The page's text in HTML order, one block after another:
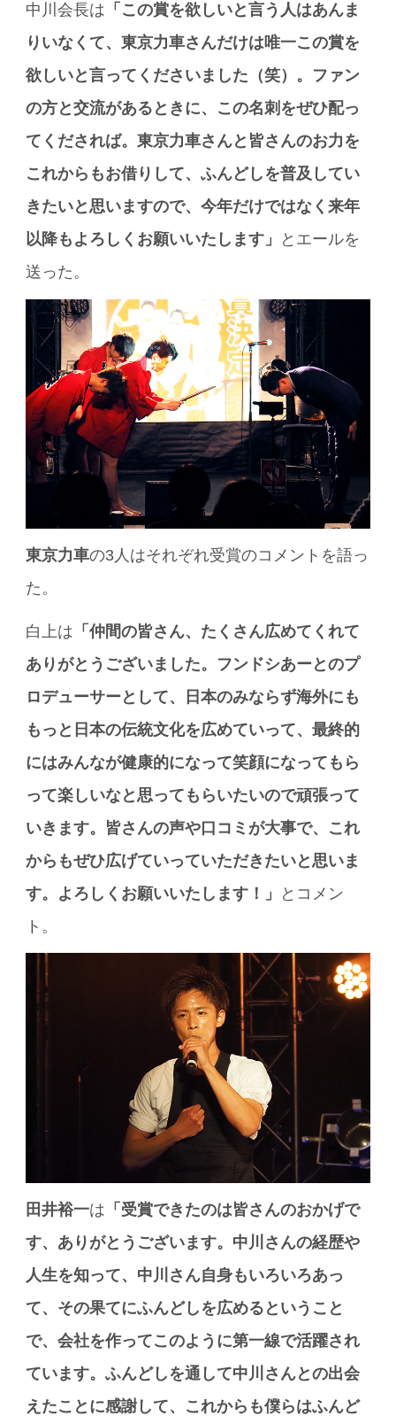
中川会長は 「この賞を欲しいと言う人はあんま
りいなくて、東京力車さんだけは唯一この賞を
欲しいと言ってくださいました（笑）。ファン
の方と交流があるときに、この名刺をぜひ配っ
てくだされば。東京力車さんと皆さんのお力を
これからもお借りして、ふんどしを普及してい
きたいと思いますので、今年だけではなく来年
以降もよろしくお願いいたします」
とエールを
送った。
東京力車の3人はそれぞれ受賞のコメントを語っ
た。
白上は 「仲間の皆さん、たくさん広めてくれて
ありがとうございました。フンドシあーとのプ
ロデューサーとして、日本のみならず海外にも
もっと日本の伝統文化を広めていって、最終的
にはみんなが健康的になって笑顔になってもら
って楽しいなと思ってもらいたいので頑張って
いきます。皆さんの声や口コミが大事で、これ
からもぜひ広げていっていただきたいと思いま
す。よろしくお願いいたします！」
とコメン
ト。
田井裕一は 「受賞できたのは皆さんのおかげで
す、ありがとうございます。中川さんの経歴や
人生を知って、中川さん自身もいろいろあっ
て、その果てにふんどしを広めるということ
で、会社を作ってこのように第一線で活躍され
ています。ふんどしを通して中川さんとの出会
えたことに感謝して、これからも僕らはふんど